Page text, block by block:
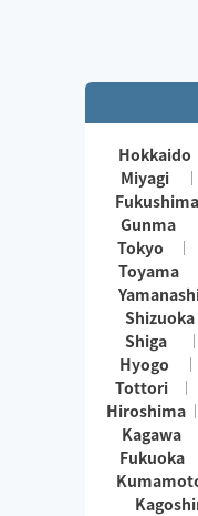
Hokkaido
Miyagi
Fukushima
Gunma
Tokyo
Toyama
Shizuoka
Shiga
Hyogo
Tottori
Hiroshima
Kagawa
Fukuoka